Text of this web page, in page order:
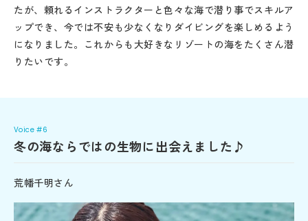
たが、頼れるインストラクターと色々な海で潜り事でスキルア
ップでき、今では不安も少なくなりダイビングを楽しめるよう
になりました。これからも大好きなリゾートの海をたくさん潜
りたいです。
Voice #6
冬の海ならではの生物に出会えました♪
荒幡千明さん